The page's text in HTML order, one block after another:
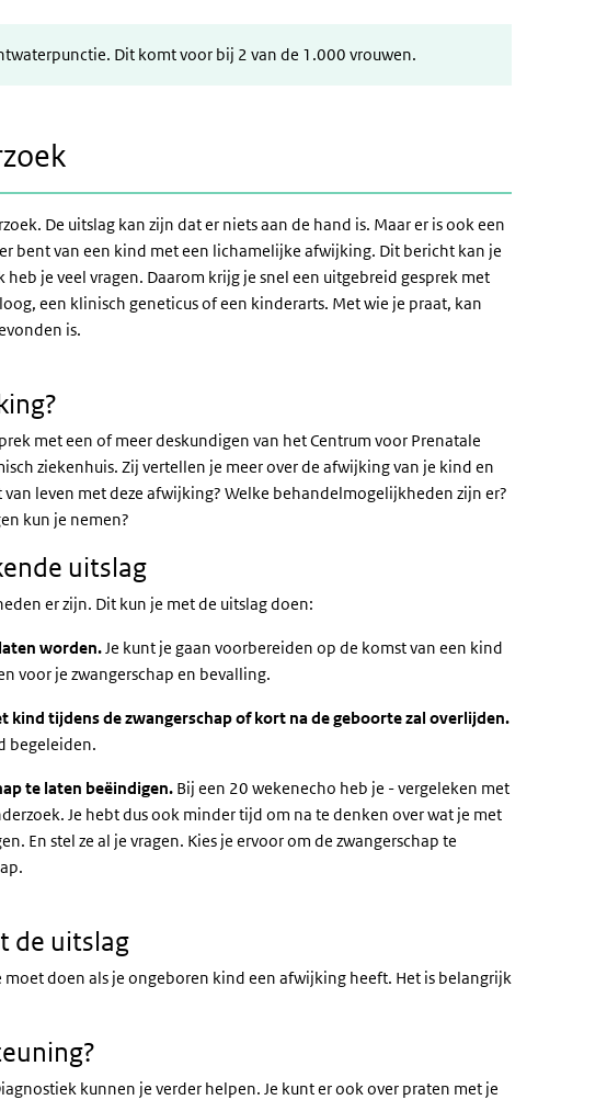
Dit komt voor bij 2 van de 1.000 vrouwen.
De uitslag kan zijn dat er niets aan de hand is. Maar er is ook een
bent van een kind met een lichamelijke afwijking. Dit bericht kan je
je veel vragen. Daarom krijg je snel een uitgebreid gesprek met
een klinisch geneticus of een kinderarts. Met wie je praat, kan
is.
met een of meer deskundigen van het Centrum voor Prenatale
ziekenhuis. Zij vertellen je meer over de afwijking van je kind en
leven met deze afwijking? Welke behandelmogelijkheden zijn er?
kun je nemen?
uitslag
er zijn. Dit kun je met de uitslag doen:
worden.Je kunt je gaan voorbereiden op de komst van een kind
voor je zwangerschap en bevalling.
kind tijdens de zwangerschap of kort na de geboorte zal overlijden.
begeleiden.
te laten beëindigen. Bij een 20 wekenecho heb je - vergeleken met
Je hebt dus ook minder tijd om na te denken over wat je met
En stel ze al je vragen. Kies je ervoor om de zwangerschap te
de uitslag
doen als je ongeboren kind een afwijking heeft. Het is belangrijk
kunnen je verder helpen. Je kunt er ook over praten met je